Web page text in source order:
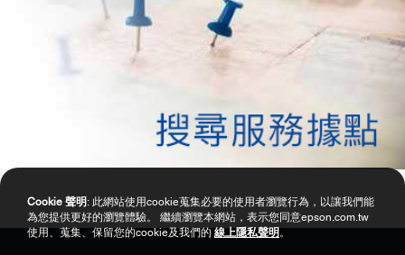
Cookie 聲明 : 此網站使用cookie蒐集必要的使用者瀏覽行為，以讓我們能
為您提供更好的瀏覽體驗。 繼續瀏覽本網站，表示您同意epson.com.tw
使用、蒐集、保留您的cookie及我們的 線上隱私聲明 。